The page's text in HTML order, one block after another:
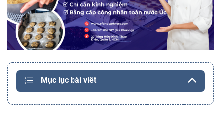
Mục lục bài viết